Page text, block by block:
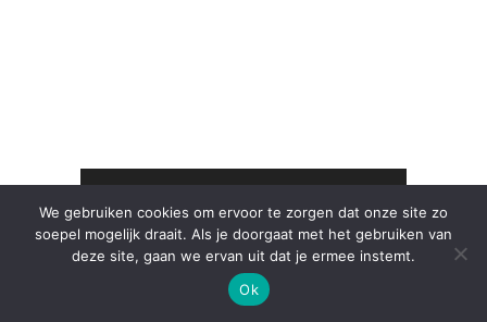
ONTVANG DE FOODINISTA NIEUWSBRIEF
Voornaam
We gebruiken cookies om ervoor te zorgen dat onze site zo
soepel mogelijk draait. Als je doorgaat met het gebruiken van
deze site, gaan we ervan uit dat je ermee instemt.
Ok